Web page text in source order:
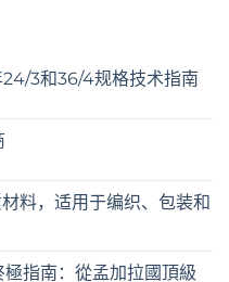
3和36/4规格技术指南
料，适用于编织、包装和
指南：從孟加拉國頂級